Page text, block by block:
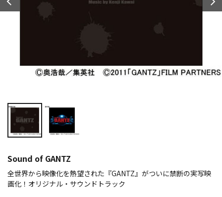
Sound of GANTZ
全世界から映像化を熱望された『GANTZ』がついに禁断の実写映
画化！オリジナル・サウンドトラック